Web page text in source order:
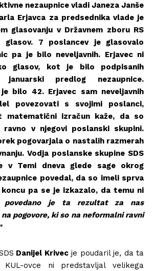
nezaupnice vladi Janeza Janše
Erjavca za predsednika vlade je
glasovanju v Državnem zboru RS
7 poslancev je glasovalo
pa je bilo neveljavnih. Erjavec ni
glasov, kot je bilo podpisanih
predlog nezaupnice.
bilo 42. Erjavec sam neveljavnih
povezovati s svojimi poslanci,
matematični izračun kaže, da so
ravno v njegovi poslanski skupini.
pogovarjala o nastalih razmerah
Vodja poslanske skupine SDS
v Temi dneva glede sage okrog
povedal, da so imeli sprva
pa se je izkazalo, da temu ni
povedano je ta rezultat za nas
pogovore, ki so na neformalni ravni
Danijel Krivecje poudaril je, da ta
ovce ni predstavljal velikega